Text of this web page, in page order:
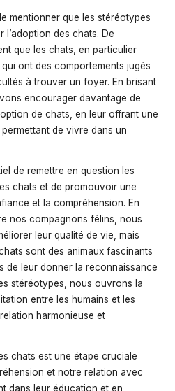
mentionner que les stéréotypes
des chats. De
que les chats, en particulier
ont des comportements jugés
à trouver un foyer. En brisant
encourager davantage de
de chats, en leur offrant une
de vivre dans un
de remettre en question les
chats et de promouvoir une
et la compréhension. En
nos compagnons félins, nous
leur qualité de vie, mais
sont des animaux fascinants
de leur donner la reconnaissance
stéréotypes, nous ouvrons la
entre les humains et les
harmonieuse et
chats est une étape cruciale
et notre relation avec
dans leur éducation et en